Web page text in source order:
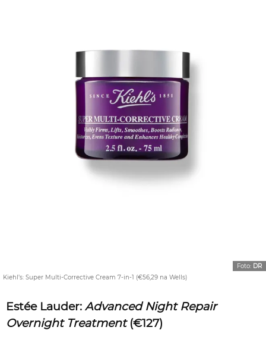
Kiehl’s: Super Multi-Corrective Cream 7-in-1 (€56,29 na Wells)
Foto: DR
Estée Lauder: Advanced Night Repair
Overnight Treatment (€127)